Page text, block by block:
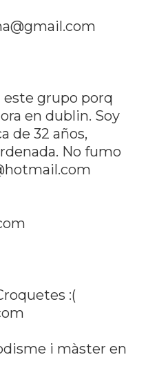
este grupo porq
en dublin. Soy
de 32 años,
No fumo
:(
i màster en